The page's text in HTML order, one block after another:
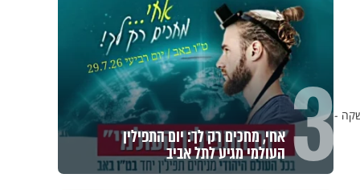
-
3 אחי, מחכים רק לך: יום התפילין
העולמי מגיע לתל אביב